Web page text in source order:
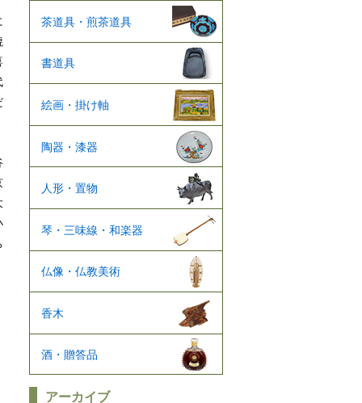
茶道具・煎茶道具
書道具
絵画・掛け軸
陶器・漆器
人形・置物
琴・三味線・和楽器
仏像・仏教美術
香木
酒・贈答品
アーカイブ